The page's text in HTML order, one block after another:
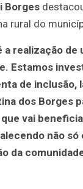
Borges
rural do
a realização de
Estamos
de inclusão,
dos Borges
vai
não só
da